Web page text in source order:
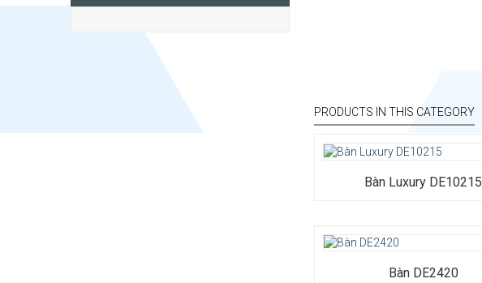
PRODUCTS IN THIS CATEGORY
Bàn Luxury DE10215
Bàn DE2420